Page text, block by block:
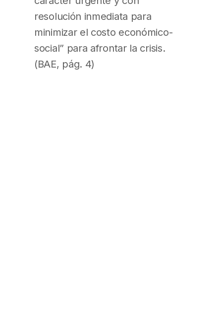
resolución inmediata para
minimizar el costo económico-
social” para afrontar la crisis.
(BAE, pág. 4)